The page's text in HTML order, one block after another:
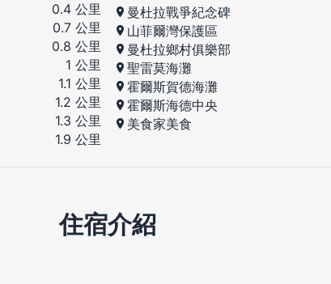
0.4 公里
0.7 公里
0.8 公里
1 公里
1.1 公里
1.2 公里
1.3 公里
1.9 公里
曼杜拉戰爭紀念碑
山菲爾灣保護區
曼杜拉鄉村俱樂部
聖雷莫海灘
霍爾斯賀德海灘
霍爾斯海德中央
美食家美食
住宿介紹